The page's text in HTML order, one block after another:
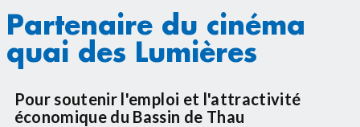
Partenaire du cinéma
quai des Lumières
Pour soutenir l'emploi et l'attractivité
économique du Bassin de Thau